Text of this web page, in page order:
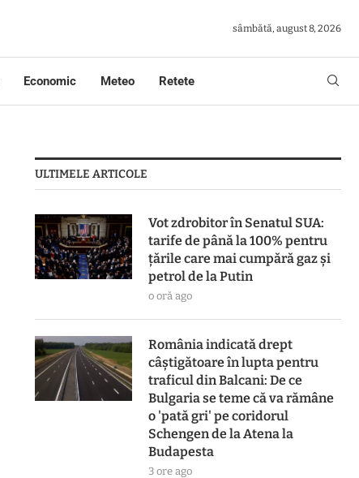
sâmbătă, august 8, 2026
Economic Meteo Retete
ULTIMELE ARTICOLE
Vot zdrobitor în Senatul SUA:
tarife de până la 100% pentru
țările care mai cumpără gaz și
petrol de la Putin
o oră ago
România indicată drept
câștigătoare în lupta pentru
traficul din Balcani: De ce
Bulgaria se teme că va rămâne
o 'pată gri' pe coridorul
Schengen de la Atena la
Budapesta
3 ore ago